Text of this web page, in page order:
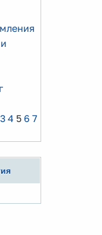
3 4 5 6 7